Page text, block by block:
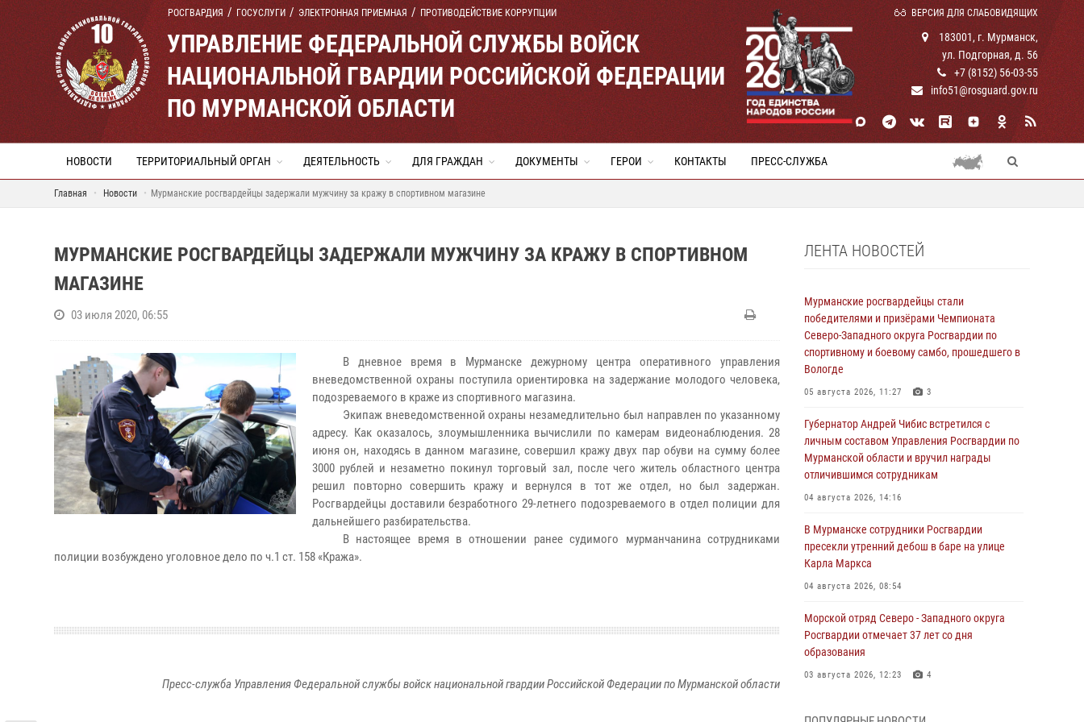
РОСГВАРДИЯ ГОСУСЛУГИ ЭЛЕКТРОННАЯ ПРИЕМНАЯ ПРОТИВОДЕЙСТВИЕ КОРРУПЦИИ ВЕРСИЯ ДЛЯ СЛАБОВИДЯЩИХ
УПРАВЛЕНИЕ ФЕДЕРАЛЬНОЙ СЛУЖБЫ ВОЙСК
НАЦИОНАЛЬНОЙ ГВАРДИИ РОССИЙСКОЙ ФЕДЕРАЦИИ
ПО МУРМАНСКОЙ ОБЛАСТИ
183001, г. Мурманск,
ул. Подгорная, д. 56
+7 (8152) 56-03-55
info51@rosguard.gov.ru
НОВОСТИ ТЕРРИТОРИАЛЬНЫЙ ОРГАН ДЕЯТЕЛЬНОСТЬ ДЛЯ ГРАЖДАН ДОКУМЕНТЫ ГЕРОИ КОНТАКТЫ ПРЕСС-СЛУЖБА
Главная Новости Мурманские росгвардейцы задержали мужчину за кражу в спортивном магазине
МУРМАНСКИЕ РОСГВАРДЕЙЦЫ ЗАДЕРЖАЛИ МУЖЧИНУ ЗА КРАЖУ В СПОРТИВНОМ
МАГАЗИНЕ
03 июля 2020, 06:55
В дневное время в Мурманске дежурному центра оперативного управления
вневедомственной охраны поступила ориентировка на задержание молодого человека,
подозреваемого в краже из спортивного магазина.
Экипаж вневедомственной охраны незамедлительно был направлен по указанному
адресу. Как оказалось, злоумышленника вычислили по камерам видеонаблюдения. 28
июня он, находясь в данном магазине, совершил кражу двух пар обуви на сумму более
3000 рублей и незаметно покинул торговый зал, после чего житель областного центра
решил повторно совершить кражу и вернулся в тот же отдел, но был задержан.
Росгвардейцы доставили безработного 29-летнего подозреваемого в отдел полиции для
дальнейшего разбирательства.
В настоящее время в отношении ранее судимого мурманчанина сотрудниками
полиции возбуждено уголовное дело по ч.1 ст. 158 «Кража».
Пресс-служба Управления Федеральной службы войск национальной гвардии Российской Федерации по Мурманской области
ЛЕНТА НОВОСТЕЙ
Мурманские росгвардейцы стали
победителями и призёрами Чемпионата
Северо-Западного округа Росгвардии по
спортивному и боевому самбо, прошедшего в
Вологде
05 августа 2026, 11:27 3
Губернатор Андрей Чибис встретился с
личным составом Управления Росгвардии по
Мурманской области и вручил награды
отличившимся сотрудникам
04 августа 2026, 14:16
В Мурманске сотрудники Росгвардии
пресекли утренний дебош в баре на улице
Карла Маркса
04 августа 2026, 08:54
Морской отряд Северо - Западного округа
Росгвардии отмечает 37 лет со дня
образования
03 августа 2026, 12:23 4